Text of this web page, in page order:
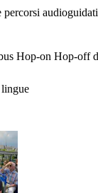
audioguidati
Hop-on Hop-off